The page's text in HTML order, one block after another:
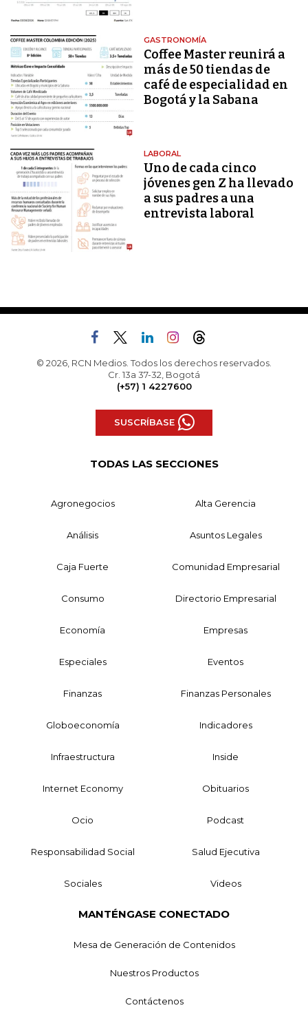
GASTRONOMÍA
Coffee Master reunirá a
más de 50 tiendas de
café de especialidad en
Bogotá y la Sabana
LABORAL
Uno de cada cinco
jóvenes gen Z ha llevado
a sus padres a una
entrevista laboral
© 2026, RCN Medios. Todos los derechos reservados.
Cr. 13a 37-32, Bogotá
(+57) 1 4227600
SUSCRÍBASE
TODAS LAS SECCIONES
Agronegocios Alta Gerencia
Análisis Asuntos Legales
Caja Fuerte Comunidad Empresarial
Consumo Directorio Empresarial
Economía Empresas
Especiales Eventos
Finanzas Finanzas Personales
Globoeconomía Indicadores
Infraestructura Inside
Internet Economy Obituarios
Ocio Podcast
Responsabilidad Social Salud Ejecutiva
Sociales Videos
MANTÉNGASE CONECTADO
Mesa de Generación de Contenidos
Nuestros Productos
Contáctenos